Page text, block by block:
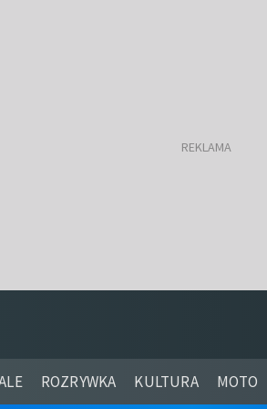
ROZRYWKA KULTURA MOTO